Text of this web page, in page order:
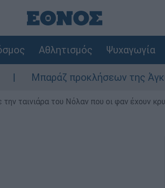
Αθλητισμός Ψυχαγωγία
προκλήσεων της Άγκυρας στο
ταινιάρα του Νόλαν που οι φαν έχουν